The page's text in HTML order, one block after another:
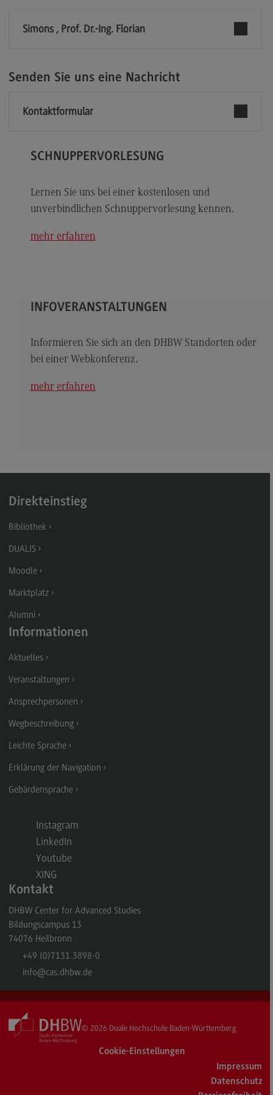
Berufsperspektiven
Digital Business Management
Digitalisierung in der Sozialen Arbeit
Digitalisierung in der Sozialen Arbeit
Modulangebot
Elektrotechnik und Informationstechnik
Profil-O-Mat Elektrotechnik und
Informationstechnik
(External link)
Modulangebot
Berufsperspektiven
Kontakt
Executive Engineering
Executive Engineering
Modulangebot
Berufsperspektiven
Kontakt
Finance
Finance
Modulangebot
Berufsperspektiven
Kontakt
General Business Management
Modulangebot
Berufsperspektiven
Kontakt
Governance Sozialer Arbeit
Governance Sozialer Arbeit
Modulangebot
Berufsperspektiven
Kontakt
Informatik
Simons , Prof. Dr.-Ing. Florian
Senden Sie uns eine Nachricht
Kontaktformular
SCHNUPPERVORLESUNG
Lernen Sie uns bei einer kostenlosen und
unverbindlichen Schnuppervorlesung kennen.
mehr erfahren
INFOVERANSTALTUNGEN
Informieren Sie sich an den DHBW Standorten oder
bei einer Webkonferenz.
mehr erfahren
Direkteinstieg
Bibliothek
DUALIS
Moodle
Marktplatz
Alumni
Informationen
Aktuelles
Veranstaltungen
Ansprechpersonen
Wegbeschreibung
Leichte Sprache
Erklärung der Navigation
Gebärdensprache
Instagram
LinkedIn
Youtube
XING
Kontakt
DHBW Center for Advanced Studies
Bildungscampus 13
74076 Heilbronn
+49 (0)7131.3898-0
info@cas.dhbw.de
© 2026 Duale Hochschule Baden-Württemberg
Cookie-Einstellungen
Impressum
Datenschutz